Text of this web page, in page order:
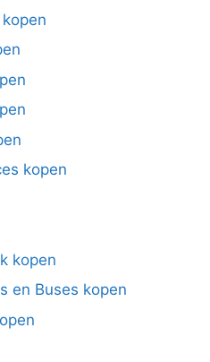
kopen
kopen
en Buses kopen